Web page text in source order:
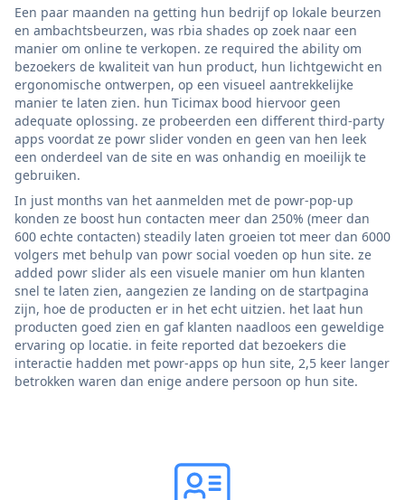
Een paar maanden na getting hun bedrijf op lokale beurzen
en ambachtsbeurzen, was rbia shades op zoek naar een
manier om online te verkopen. ze required the ability om
bezoekers de kwaliteit van hun product, hun lichtgewicht en
ergonomische ontwerpen, op een visueel aantrekkelijke
manier te laten zien. hun Ticimax bood hiervoor geen
adequate oplossing. ze probeerden een different third-party
apps voordat ze powr slider vonden en geen van hen leek
een onderdeel van de site en was onhandig en moeilijk te
gebruiken.
In just months van het aanmelden met de powr-pop-up
konden ze boost hun contacten meer dan 250% (meer dan
600 echte contacten) steadily laten groeien tot meer dan 6000
volgers met behulp van powr social voeden op hun site. ze
added powr slider als een visuele manier om hun klanten
snel te laten zien, aangezien ze landing on de startpagina
zijn, hoe de producten er in het echt uitzien. het laat hun
producten goed zien en gaf klanten naadloos een geweldige
ervaring op locatie. in feite reported dat bezoekers die
interactie hadden met powr-apps op hun site, 2,5 keer langer
betrokken waren dan enige andere persoon op hun site.